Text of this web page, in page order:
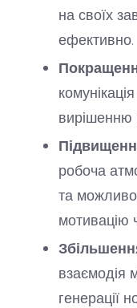
на своїх
ефективно.
вирішенню
робоча
та
мотивацію
взаємодія
генерації